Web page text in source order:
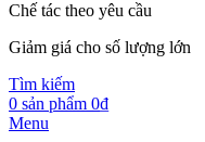
Chế tác theo yêu cầu
Giảm giá cho số lượng lớn
Tìm kiếm
0 sản phẩm 0₫
Menu